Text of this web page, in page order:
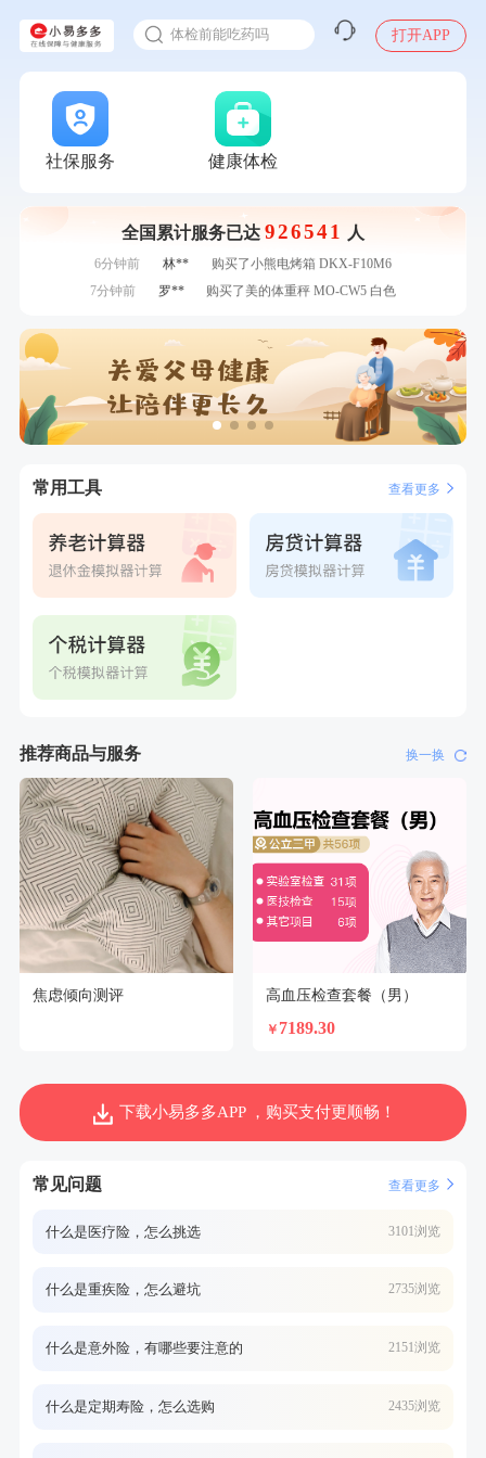
体检前能吃药吗
入职体检在线预约
甲状腺癌怎么筛查
打开APP
社保服务 健康体检
全国累计服务已达 926541 人
刚刚 罗**
购买了美的体重秤 MO-CW5 白色
刚刚
罗**
购买了美的体重秤 MO-CW5 白色
1分钟前
毛**
购买了联创雅斯奶锅DF-CP103M
1分钟前
成功预约了男性婚前体检基础套餐
成功预约了女性VIP体检套餐
2分钟前
购买了联创雅斯奶锅DF-CP103M
6分钟前
王**
成功预约女性常规体检套餐
6分钟前
林**
购买了小熊电烤箱 DKX-F10M6
7分钟前
罗**
购买了美的体重秤 MO-CW5 白色
周**
成功预约了男性健康套餐
刚刚
周** 成功预约了男性健康套餐
常用工具 查看更多
推荐商品与服务 换一换
焦虑倾向测评 高血压检查套餐（男）
￥ 7189.30
下载小易多多APP ，购买支付更顺畅！
常见问题 查看更多
什么是医疗险，怎么挑选 3101浏览
什么是重疾险，怎么避坑 2735浏览
什么是意外险，有哪些要注意的 2151浏览
什么是定期寿险，怎么选购 2435浏览